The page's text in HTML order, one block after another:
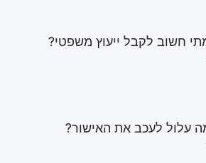
חשוב לקבל ייעוץ משפטי?